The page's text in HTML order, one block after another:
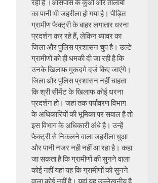
रही है ।आसपास के कुओं और तालाबों
का पानी भी जहरीला हो गया है। पीड़ित
ग्रामीण फैक्ट्री के बाहर लगातार धरना
प्रदर्शन कर रहे हैं, लेकिन ब्यावर का
जिला और पुलिस प्रशासन चुप है। उल्टे
ग्रामीणों को ही धमकी दी जा रही है कि
उनके खिलाफ मुकदमे दर्ज किए जाएंगे।
जिला और पुलिस प्रशासन नहीं चाहता
कि श्री सीमेंट के खिलाफ कोई धरना
प्रदर्शन हो। जहां तक पर्यावरण विभाग
के अधिकारियों की भूमिका पर सवाल है तो
इस विभाग के अधिकारी अंधे है। उन्हें
फैक्ट्री से निकलने वाला जहरीला धुआ
और पानी नजर नही नहीं आ रहा है। कहा
जा सकता है कि ग्रामीणों की सुनने वाला
कोई नहीं यहां यह कि ग्रामीणों को सुनने